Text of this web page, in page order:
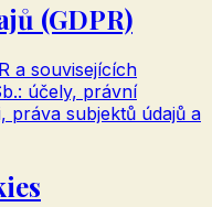
(GDPR)
a souvisejících
účely, právní
práva subjektů údajů a